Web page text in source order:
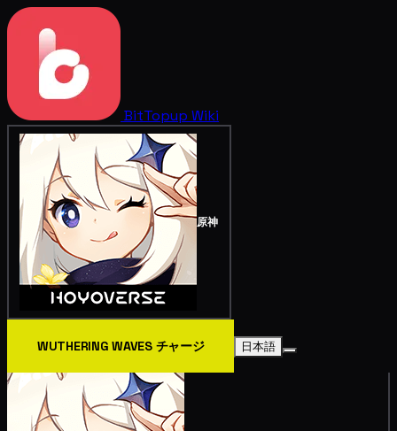
BitTopup Wiki
原神
WUTHERING WAVES チャージ 日本語